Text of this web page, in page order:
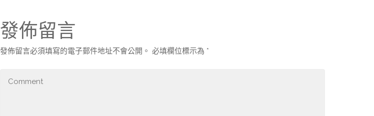
發佈留言
發佈留言必須填寫的電子郵件地址不會公開。 必填欄位標示為 *